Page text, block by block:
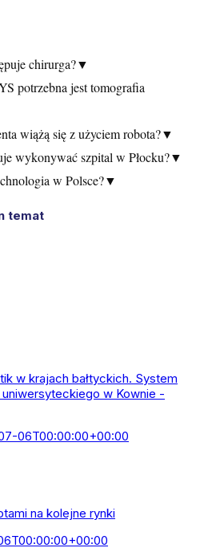
chirurga?▼
potrzebna jest tomografia
wiążą się z użyciem robota?▼
wykonywać szpital w Płocku?▼
w Polsce?▼
temat
w krajach bałtyckich. System
w Kownie -
06T00:00:00+00:00
na kolejne rynki